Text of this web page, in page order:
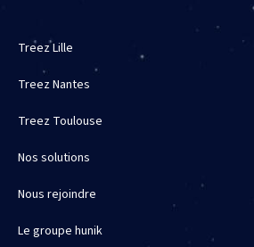
Treez Lille
Treez Nantes
Treez Toulouse
Nos solutions
Nous rejoindre
Le groupe hunik